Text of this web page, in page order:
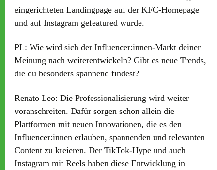
eingerichteten Landingpage auf der KFC-Homepage
und auf Instagram gefeatured wurde.
PL: Wie wird sich der Influencer:innen-Markt deiner
Meinung nach weiterentwickeln? Gibt es neue Trends,
die du besonders spannend findest?
Renato Leo: Die Professionalisierung wird weiter
voranschreiten. Dafür sorgen schon allein die
Plattformen mit neuen Innovationen, die es den
Influencer:innen erlauben, spannenden und relevanten
Content zu kreieren. Der TikTok-Hype und auch
Instagram mit Reels haben diese Entwicklung in